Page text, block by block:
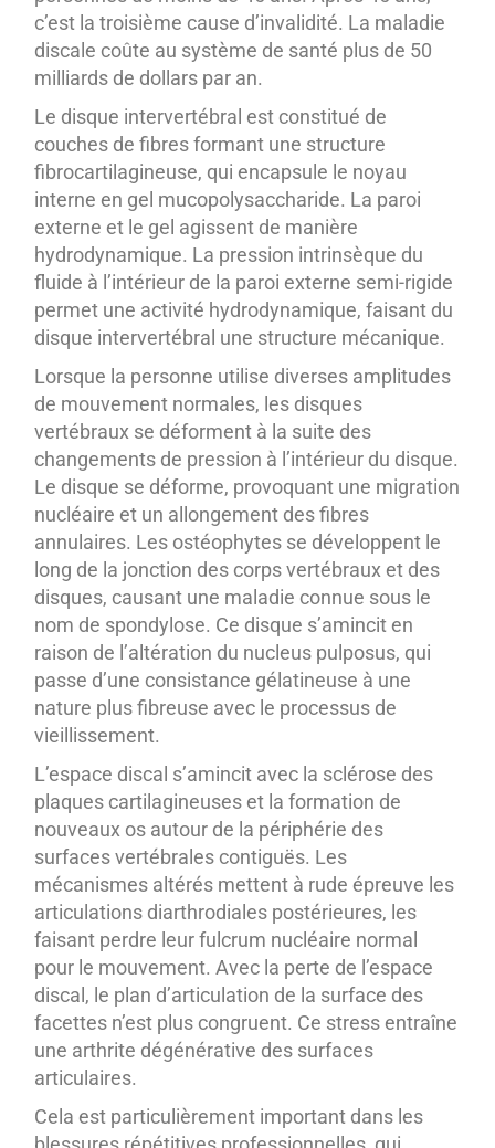
c’est la troisième cause d’invalidité. La maladie
discale coûte au système de santé plus de 50
milliards de dollars par an.
Le disque intervertébral est constitué de
couches de fibres formant une structure
fibrocartilagineuse, qui encapsule le noyau
interne en gel mucopolysaccharide. La paroi
externe et le gel agissent de manière
hydrodynamique. La pression intrinsèque du
fluide à l’intérieur de la paroi externe semi-rigide
permet une activité hydrodynamique, faisant du
disque intervertébral une structure mécanique.
Lorsque la personne utilise diverses amplitudes
de mouvement normales, les disques
vertébraux se déforment à la suite des
changements de pression à l’intérieur du disque.
Le disque se déforme, provoquant une migration
nucléaire et un allongement des fibres
annulaires. Les ostéophytes se développent le
long de la jonction des corps vertébraux et des
disques, causant une maladie connue sous le
nom de spondylose. Ce disque s’amincit en
raison de l’altération du nucleus pulposus, qui
passe d’une consistance gélatineuse à une
nature plus fibreuse avec le processus de
vieillissement.
L’espace discal s’amincit avec la sclérose des
plaques cartilagineuses et la formation de
nouveaux os autour de la périphérie des
surfaces vertébrales contiguës. Les
mécanismes altérés mettent à rude épreuve les
articulations diarthrodiales postérieures, les
faisant perdre leur fulcrum nucléaire normal
pour le mouvement. Avec la perte de l’espace
discal, le plan d’articulation de la surface des
facettes n’est plus congruent. Ce stress entraîne
une arthrite dégénérative des surfaces
articulaires.
Cela est particulièrement important dans les